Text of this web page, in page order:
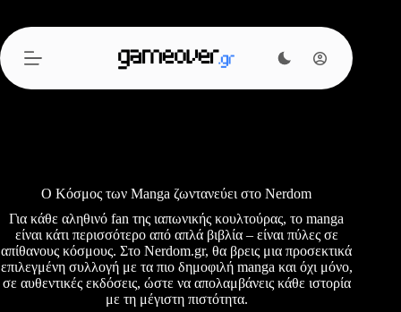
περιεχόμενο
Ο Κόσμος των Manga ζωντανεύει στο Nerdom
Για κάθε αληθινό fan της ιαπωνικής κουλτούρας, το manga
είναι κάτι περισσότερο από απλά βιβλία – είναι πύλες σε
απίθανους κόσμους. Στο Nerdom.gr, θα βρεις μια προσεκτικά
επιλεγμένη συλλογή με τα πιο δημοφιλή manga και όχι μόνο,
σε αυθεντικές εκδόσεις, ώστε να απολαμβάνεις κάθε ιστορία
με τη μέγιστη πιστότητα.